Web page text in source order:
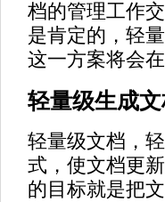
档的管理工作
是肯定的，轻
这一方案将会
轻量级生成
轻量级文档，
式，使文档更
的目标就是把